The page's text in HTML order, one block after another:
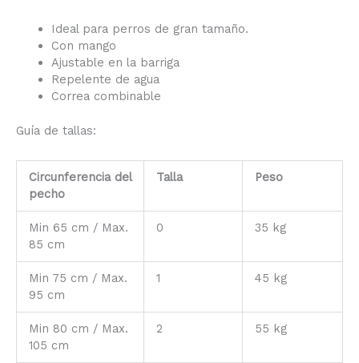
Ideal para perros de gran tamaño.
Con mango
Ajustable en la barriga
Repelente de agua
Correa combinable
Guía de tallas:
Circunferencia del
pecho
Talla Peso
Min 65 cm / Max.
85 cm
0 35 kg
Min 75 cm / Max.
95 cm
1 45 kg
Min 80 cm / Max.
105 cm
2 55 kg